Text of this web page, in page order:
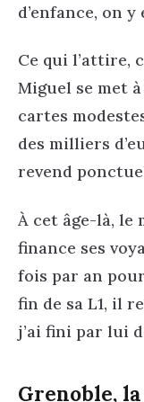
d’enfance, on
Ce qui l’attire,
Miguel se met
cartes
des milliers
revend
À cet âge-là, le
finance ses
fois par an
fin de sa L1, il
j’ai fini par lui
Grenoble,